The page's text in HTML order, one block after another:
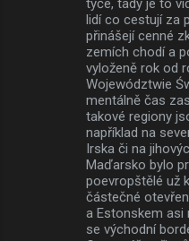
lidí co cestují za
přinášejí cenné
zemích chodí a
vyloženě rok od
Województwie
mentálně čas
takové regiony
například na
Irska či na
Maďarsko bylo
poevropštělé už
částečné
a Estonskem asi
se východní